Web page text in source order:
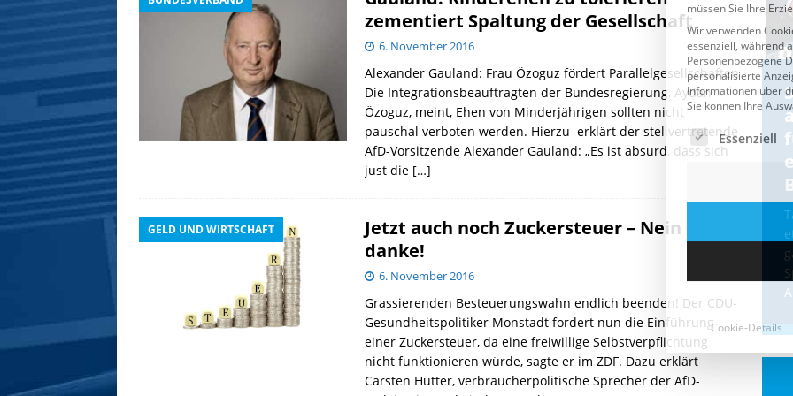
zementiert Spaltung der Gesellschaft
6. November 2016
Alexander Gauland: Frau Özoguz fördert Parallelgesellschaften
Die Integrationsbeauftragten der Bundesregierung, Aydan
Özoguz, meint, Ehen von Minderjährigen sollten nicht
pauschal verboten werden. Hierzu erklärt der stellvertretende
AfD-Vorsitzende Alexander Gauland: „Es ist absurd, dass sich
just die […]
GELD UND WIRTSCHAFT
Jetzt auch noch Zuckersteuer – Nein
danke!
6. November 2016
Grassierenden Besteuerungswahn endlich beenden! Der CDU-
Gesundheitspolitiker Monstadt fordert nun die Einführung
einer Zuckersteuer, da eine freiwillige Selbstverpflichtung
nicht funktionieren würde, sagte er im ZDF. Dazu erklärt
Carsten Hütter, verbraucherpolitische Sprecher der AfD-
CDU & Ampel wollen nach
der Wahl wieder Afghanen
einfliegen: Zeit für ein
Asylmoratorium!
Stimmung wegen der von Afghanen
Cookie-Details